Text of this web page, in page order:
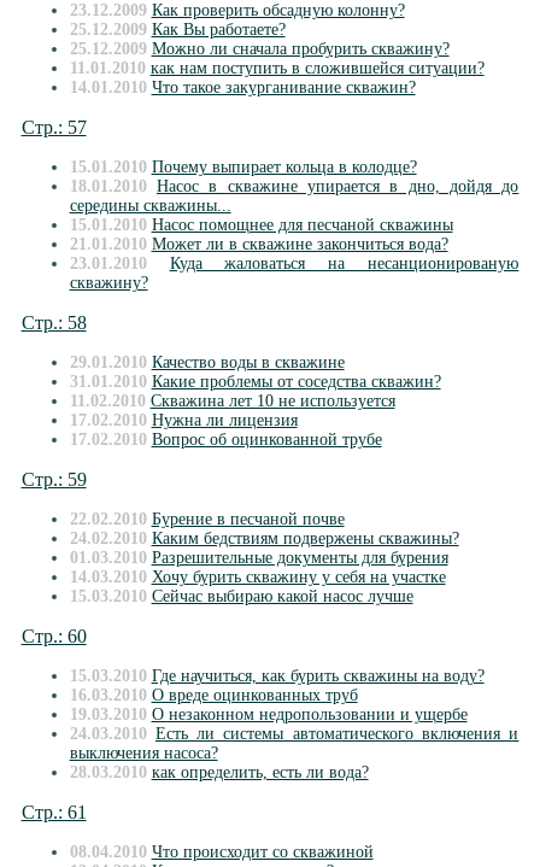
23.12.2009 Как проверить обсадную колонну?
25.12.2009 Как Вы работаете?
25.12.2009 Можно ли сначала пробурить скважину?
11.01.2010 как нам поступить в сложившейся ситуации?
14.01.2010 Что такое закурганивание скважин?
Стр.: 57
15.01.2010 Почему выпирает кольца в колодце?
18.01.2010 Насос в скважине упирается в дно, дойдя до
середины скважины...
15.01.2010 Насос помощнее для песчаной скважины
21.01.2010 Может ли в скважине закончиться вода?
23.01.2010
Куда жаловаться на несанционированую
скважину?
Стр.: 58
29.01.2010 Качество воды в скважине
31.01.2010 Какие проблемы от соседства скважин?
11.02.2010 Cкважина лет 10 не используется
17.02.2010 Нужна ли лицензия
17.02.2010 Вопрос об оцинкованной трубе
Стр.: 59
22.02.2010 Бурение в песчаной почве
24.02.2010 Каким бедствиям подвержены скважины?
01.03.2010 Разрешительные документы для бурения
14.03.2010 Хочу бурить скважину у себя на участке
15.03.2010 Сейчас выбираю какой насос лучше
Стр.: 60
15.03.2010 Где научиться, как бурить скважины на воду?
16.03.2010 О вреде оцинкованных труб
19.03.2010 О незаконном недропользовании и ущербе
24.03.2010 Есть ли системы автоматического включения и
выключения насоса?
28.03.2010 как определить, есть ли вода?
Стр.: 61
08.04.2010 Что происходит со скважиной